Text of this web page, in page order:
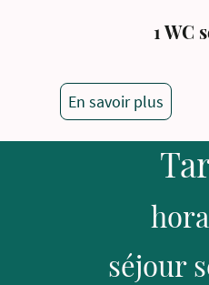
1 WC
En savoir plus
séjour